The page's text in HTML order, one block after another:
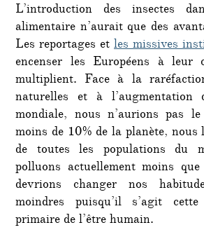
L’introduction des insectes
alimentaire n’aurait que des
Les reportages et les missives
encenser les Européens à leur
multiplient. Face à la
naturelles et à l’augmentation
mondiale, nous n’aurions pas
moins de 10% de la planète, nous
de toutes les populations du
polluons actuellement moins
devrions changer nos
moindres puisqu’il s’agit
primaire de l’être humain.